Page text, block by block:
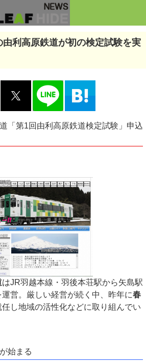
利高原鉄道が初の検定試験を実
「第1回由利高原鉄道検定試験」申込
はJR羽越本線・羽後本荘駅から矢島駅
営。厳しい経営が続く中、昨年に春
し地域の活性化などに取り組んでい
始まる